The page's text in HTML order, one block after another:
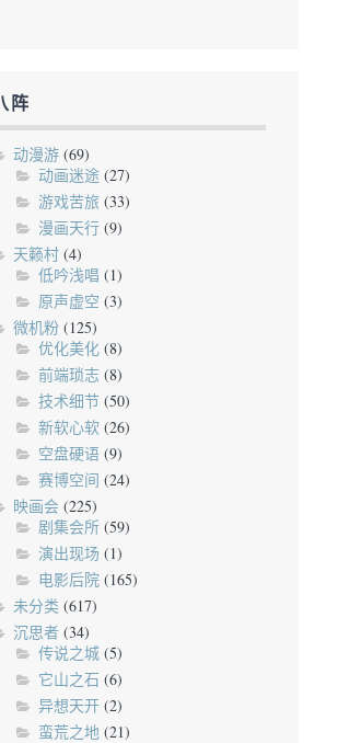
阵
动漫游(69)
动画迷途(27)
游戏苦旅(33)
漫画天行(9)
天籁村(4)
低吟浅唱 (1)
原声虚空 (3)
微机粉(125)
优化美化(8)
前端琐志(8)
技术细节(50)
新软心软(26)
空盘硬语(9)
赛博空间 (24)
映画会(225)
剧集会所(59)
演出现场 (1)
电影后院(165)
未分类 (617)
沉思者(34)
传说之城(5)
它山之石 (6)
异想天开(2)
蛮荒之地(21)